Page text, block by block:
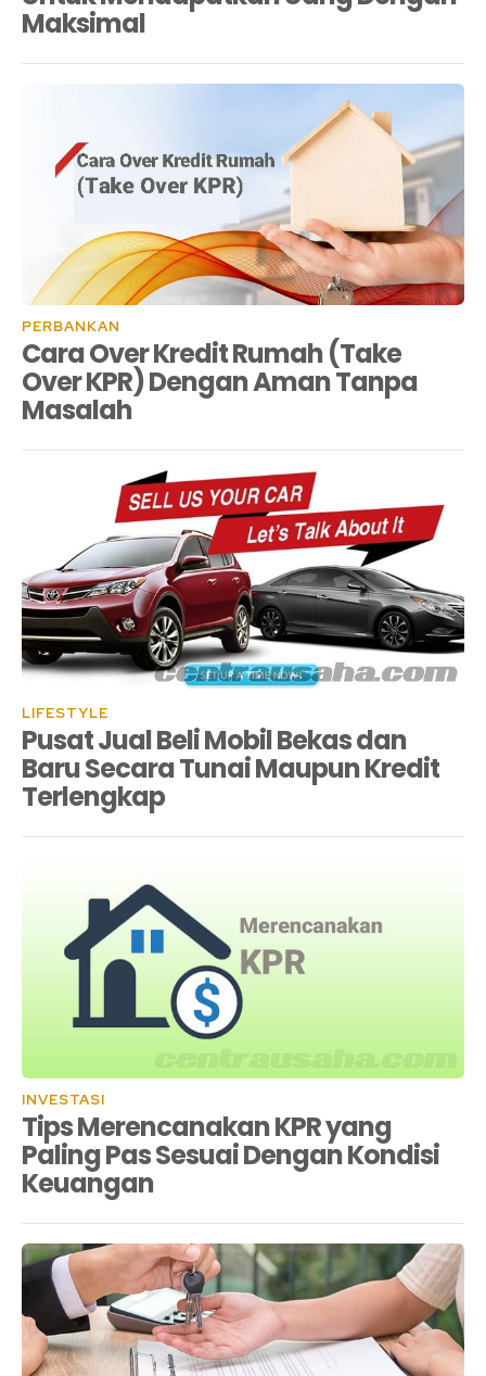
Maksimal
PERBANKAN
Cara Over Kredit Rumah (Take
Over KPR) Dengan Aman Tanpa
Masalah
LIFESTYLE
Pusat Jual Beli Mobil Bekas dan
Baru Secara Tunai Maupun Kredit
Terlengkap
INVESTASI
Tips Merencanakan KPR yang
Paling Pas Sesuai Dengan Kondisi
Keuangan